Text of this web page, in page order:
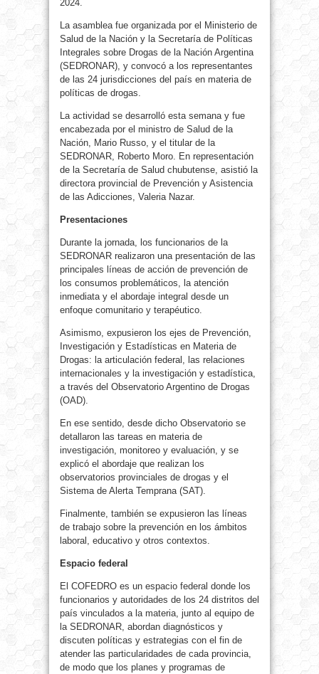
2024.
La asamblea fue organizada por el Ministerio de
Salud de la Nación y la Secretaría de Políticas
Integrales sobre Drogas de la Nación Argentina
(SEDRONAR), y convocó a los representantes
de las 24 jurisdicciones del país en materia de
políticas de drogas.
La actividad se desarrolló esta semana y fue
encabezada por el ministro de Salud de la
Nación, Mario Russo, y el titular de la
SEDRONAR, Roberto Moro. En representación
de la Secretaría de Salud chubutense, asistió la
directora provincial de Prevención y Asistencia
de las Adicciones, Valeria Nazar.
Presentaciones
Durante la jornada, los funcionarios de la
SEDRONAR realizaron una presentación de las
principales líneas de acción de prevención de
los consumos problemáticos, la atención
inmediata y el abordaje integral desde un
enfoque comunitario y terapéutico.
Asimismo, expusieron los ejes de Prevención,
Investigación y Estadísticas en Materia de
Drogas: la articulación federal, las relaciones
internacionales y la investigación y estadística,
a través del Observatorio Argentino de Drogas
(OAD).
En ese sentido, desde dicho Observatorio se
detallaron las tareas en materia de
investigación, monitoreo y evaluación, y se
explicó el abordaje que realizan los
observatorios provinciales de drogas y el
Sistema de Alerta Temprana (SAT).
Finalmente, también se expusieron las líneas
de trabajo sobre la prevención en los ámbitos
laboral, educativo y otros contextos.
Espacio federal
El COFEDRO es un espacio federal donde los
funcionarios y autoridades de los 24 distritos del
país vinculados a la materia, junto al equipo de
la SEDRONAR, abordan diagnósticos y
discuten políticas y estrategias con el fin de
atender las particularidades de cada provincia,
de modo que los planes y programas de